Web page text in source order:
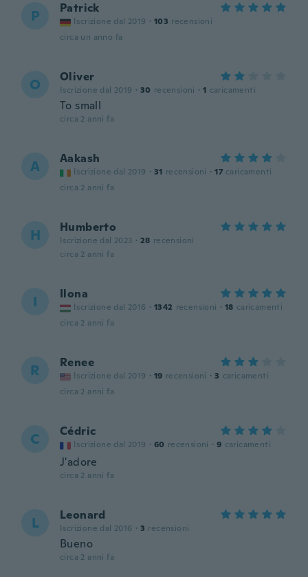
P Patrick
Iscrizione dal 2019 · 103 recensioni
circa un anno fa
O Oliver
Iscrizione dal 2019 · 30 recensioni · 1 caricamenti
To small
circa 2 anni fa
A Aakash
Iscrizione dal 2019 · 31 recensioni · 17 caricamenti
circa 2 anni fa
H Humberto
Iscrizione dal 2023 · 28 recensioni
circa 2 anni fa
I Ilona
Iscrizione dal 2016 · 1342 recensioni · 18 caricamenti
circa 2 anni fa
R Renee
Iscrizione dal 2019 · 19 recensioni · 3 caricamenti
circa 2 anni fa
C Cédric
Iscrizione dal 2019 · 60 recensioni · 9 caricamenti
J'adore
circa 2 anni fa
L Leonard
Iscrizione dal 2016 · 3 recensioni
Bueno
circa 2 anni fa